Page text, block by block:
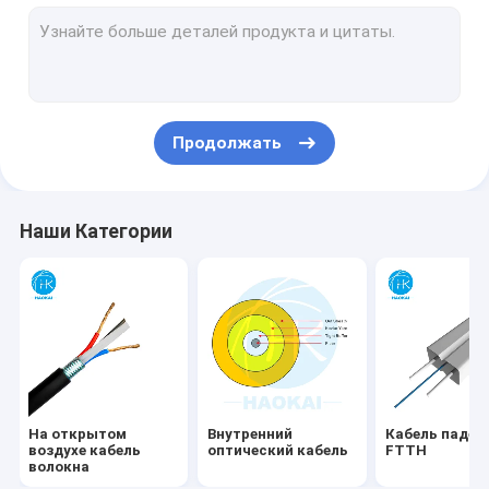
FTTx-решение
Терминальная коробка
Соединитель волокна быстрый
Продолжать
Наши Категории
На открытом
воздухе кабель
волокна
Внутренний
оптический кабель
Кабель
FTTH